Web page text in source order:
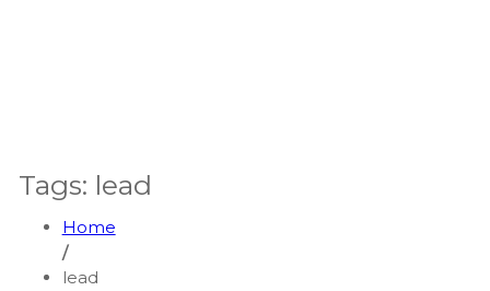
Tags: lead
Home
/
lead